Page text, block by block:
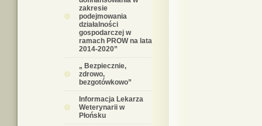
zakresie
podejmowania
działalności
gospodarczej w
ramach PROW na lata
2014-2020”
„ Bezpiecznie,
zdrowo,
bezgotówkowo”
Informacja Lekarza
Weterynarii w
Płońsku